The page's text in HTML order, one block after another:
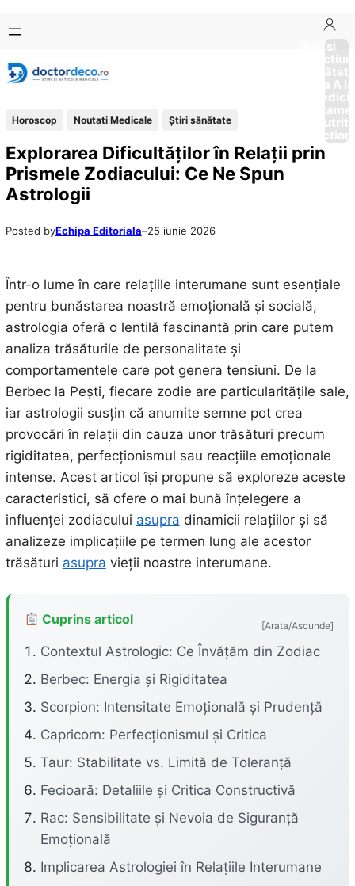
conținut
content
Boli si
Afectiuni
Sănătate
de la A
Horoscop Noutati Medicale Ştiri sănătate
Explorarea Dificultăților în Relații prin
Prismele Zodiacului: Ce Ne Spun
Astrologii
Posted byEchipa Editoriala–25 iunie 2026
Într-o lume în care relațiile interumane sunt esențiale
pentru bunăstarea noastră emoțională și socială,
astrologia oferă o lentilă fascinantă prin care putem
analiza trăsăturile de personalitate și
comportamentele care pot genera tensiuni. De la
Berbec la Pești, fiecare zodie are particularitățile sale,
iar astrologii susțin că anumite semne pot crea
provocări în relații din cauza unor trăsături precum
rigiditatea, perfecționismul sau reacțiile emoționale
intense. Acest articol își propune să exploreze aceste
caracteristici, să ofere o mai bună înțelegere a
influenței zodiacului asupra dinamicii relațiilor și să
analizeze implicațiile pe termen lung ale acestor
trăsături asupra vieții noastre interumane.
Cuprins articol [Arata/Ascunde]
Contextul Astrologic: Ce Învățăm din Zodiac
Berbec: Energia și Rigiditatea
Scorpion: Intensitate Emoțională și Prudență
Capricorn: Perfecționismul și Critica
Taur: Stabilitate vs. Limită de Toleranță
Fecioară: Detaliile și Critica Constructivă
Rac: Sensibilitate și Nevoia de Siguranță
Emoțională
Implicarea Astrologiei în Relațiile Interumane